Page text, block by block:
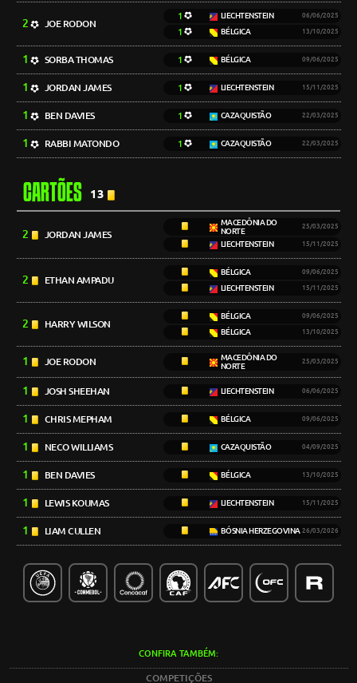
2 JOE RODON
1 LIECHTENSTEIN 06/06/2025
1 BÉLGICA 13/10/2025
1 SORBA THOMAS 1 BÉLGICA 09/06/2025
1 JORDAN JAMES 1 LIECHTENSTEIN 15/11/2025
1 BEN DAVIES 1 CAZAQUISTÃO 22/03/2025
1 RABBI MATONDO 1 CAZAQUISTÃO 22/03/2025
CARTÕES 13
2 JORDAN JAMES
MACEDÔNIA DO
NORTE
25/03/2025
LIECHTENSTEIN 15/11/2025
2 ETHAN AMPADU
BÉLGICA 09/06/2025
LIECHTENSTEIN 15/11/2025
2 HARRY WILSON
BÉLGICA 09/06/2025
BÉLGICA 13/10/2025
1 JOE RODON
MACEDÔNIA DO
NORTE
25/03/2025
1 JOSH SHEEHAN LIECHTENSTEIN 06/06/2025
1 CHRIS MEPHAM BÉLGICA 09/06/2025
1 NECO WILLIAMS CAZAQUISTÃO 04/09/2025
1 BEN DAVIES BÉLGICA 13/10/2025
1 LEWIS KOUMAS LIECHTENSTEIN 15/11/2025
1 LIAM CULLEN BÓSNIA HERZEGOVINA 26/03/2026
CONFIRA TAMBÉM:
COMPETIÇÕES